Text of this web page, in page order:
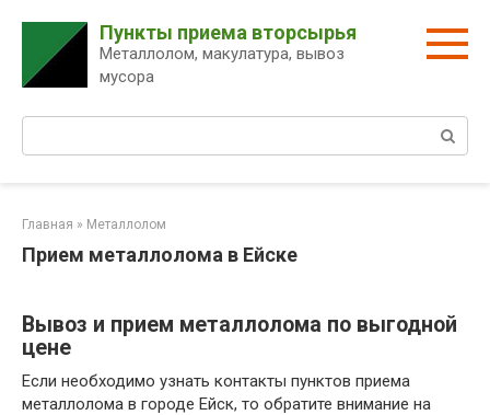
контенту
Пункты приема вторсырья
Металлолом, макулатура, вывоз
мусора
Главная » Металлолом
Прием металлолома в Ейске
Вывоз и прием металлолома по выгодной
цене
Если необходимо узнать контакты пунктов приема
металлолома в городе Ейск, то обратите внимание на